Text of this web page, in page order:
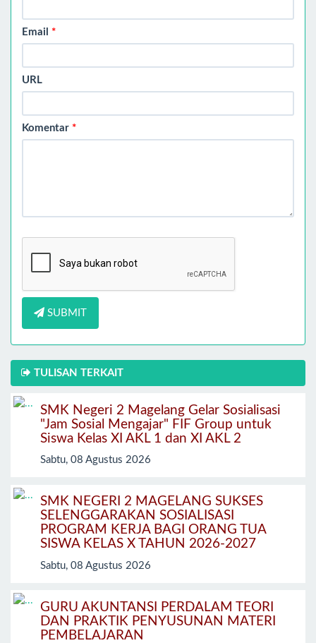
Email *
URL
Komentar *
SUBMIT
TULISAN TERKAIT
SMK Negeri 2 Magelang Gelar Sosialisasi
"Jam Sosial Mengajar" FIF Group untuk
Siswa Kelas XI AKL 1 dan XI AKL 2
Sabtu, 08 Agustus 2026
SMK NEGERI 2 MAGELANG SUKSES
SELENGGARAKAN SOSIALISASI
PROGRAM KERJA BAGI ORANG TUA
SISWA KELAS X TAHUN 2026-2027
Sabtu, 08 Agustus 2026
GURU AKUNTANSI PERDALAM TEORI
DAN PRAKTIK PENYUSUNAN MATERI
PEMBELAJARAN